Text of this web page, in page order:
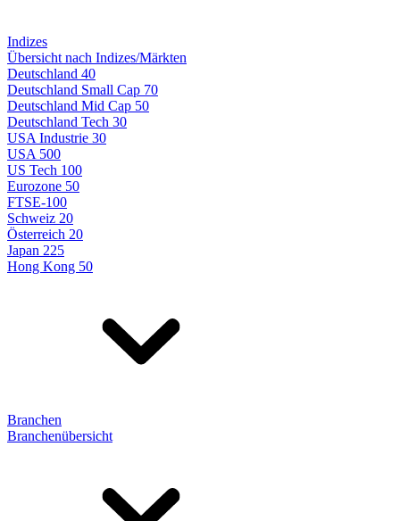
Indizes
Übersicht nach Indizes/Märkten
Deutschland 40
Deutschland Small Cap 70
Deutschland Mid Cap 50
Deutschland Tech 30
USA Industrie 30
USA 500
US Tech 100
Eurozone 50
FTSE-100
Schweiz 20
Österreich 20
Japan 225
Hong Kong 50
Branchen
Branchenübersicht